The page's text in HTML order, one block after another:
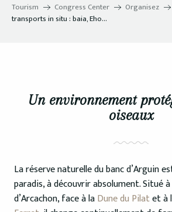
Tourism Congress Center
Organisez
transports in situ : baia, Eho…
Un environnement
oiseaux
La réserve naturelle du banc d’Arguin
paradis, à découvrir absolument. Situé
d’Arcachon, face à laDune du Pilatet à